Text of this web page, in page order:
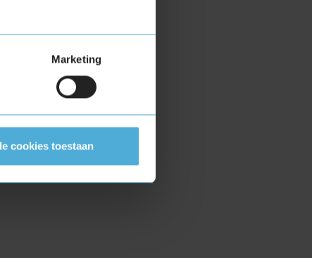
Marketing
cookies toestaan